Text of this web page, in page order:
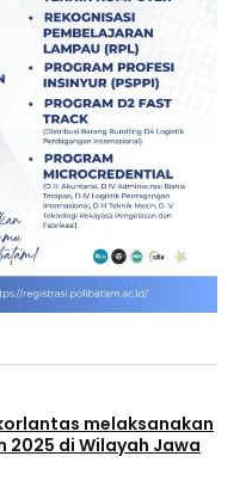
melaksanakan
2025 di Wilayah Jawa